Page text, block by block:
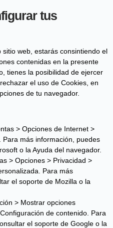
tus
web, estarás consintiendo el
contenidas en la presente
tienes la posibilidad de ejercer
el uso de Cookies, en
de tu navegador.
> Opciones de Internet >
Para más información, puedes
o la Ayuda del navegador.
> Opciones > Privacidad >
Para más
el soporte de Mozilla o la
> Mostrar opciones
de contenido. Para
el soporte de Google o la